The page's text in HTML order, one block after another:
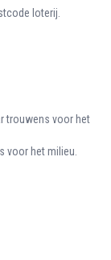
loterij.
trouwens voor het
voor het milieu.